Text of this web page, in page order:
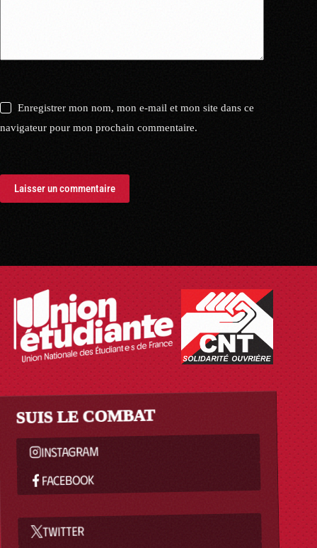
Enregistrer mon nom, mon e-mail et mon site dans ce
navigateur pour mon prochain commentaire.
Laisser un commentaire
SUIS LE COMBAT
INSTAGRAM
FACEBOOK
TWITTER